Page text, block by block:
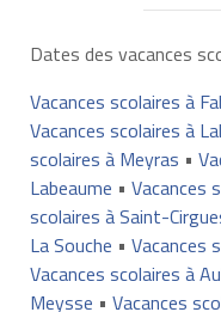
Dates des vacances
Vacances scolaires à
Vacances scolaires à
scolaires à Meyras •
Labeaume • Vacances
scolaires à Saint-
La Souche • Vacances
Vacances scolaires à
Meysse • Vacances